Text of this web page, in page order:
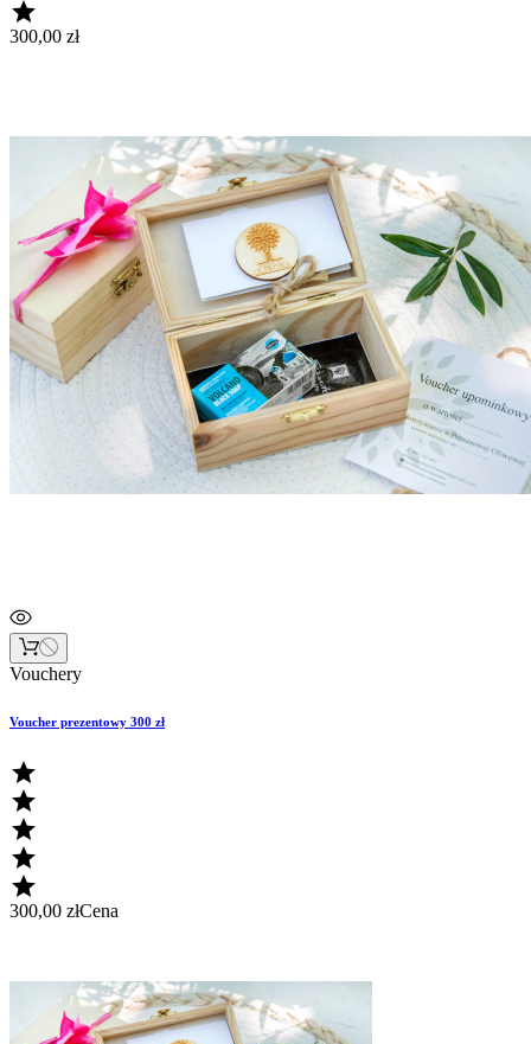

300,00 zł
Vouchery
Voucher prezentowy 300 zł





300,00 złCena